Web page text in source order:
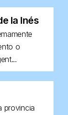
la Inés
o
provincia